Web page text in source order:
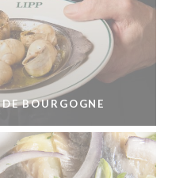
BOURGOGNE